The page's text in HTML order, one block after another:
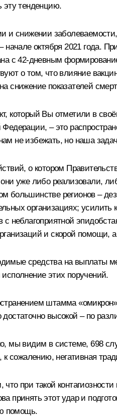
эту тенденцию.
и снижении
начале октября 2021 года.
с 42-дневным
о том, что влияние
снижение показателей
который Вы отметили в
Федерации, – это
не избежать, но наша
о котором
уже либо реализовали,
большинстве регионов –
организациях;
с неблагоприятной
и скорой
средства на выплаты
этих поручений.
штамма
высокой – по
мы видим в системе, 698
к сожалению, негативная
при такой
принять этот удар и
помощь.